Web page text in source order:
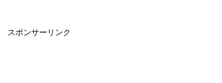
スポンサーリンク